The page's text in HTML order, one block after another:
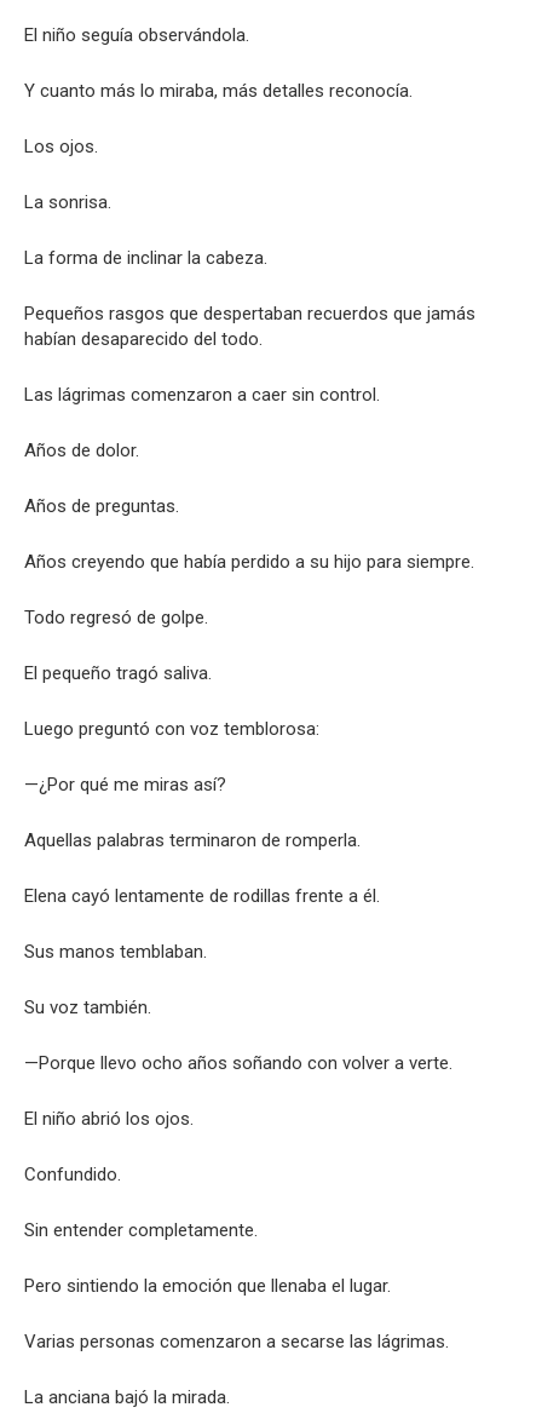
El niño seguía observándola.
Y cuanto más lo miraba, más detalles reconocía.
Los ojos.
La sonrisa.
La forma de inclinar la cabeza.
Pequeños rasgos que despertaban recuerdos que jamás
habían desaparecido del todo.
Las lágrimas comenzaron a caer sin control.
Años de dolor.
Años de preguntas.
Años creyendo que había perdido a su hijo para siempre.
Todo regresó de golpe.
El pequeño tragó saliva.
Luego preguntó con voz temblorosa:
—¿Por qué me miras así?
Aquellas palabras terminaron de romperla.
Elena cayó lentamente de rodillas frente a él.
Sus manos temblaban.
Su voz también.
—Porque llevo ocho años soñando con volver a verte.
El niño abrió los ojos.
Confundido.
Sin entender completamente.
Pero sintiendo la emoción que llenaba el lugar.
Varias personas comenzaron a secarse las lágrimas.
La anciana bajó la mirada.